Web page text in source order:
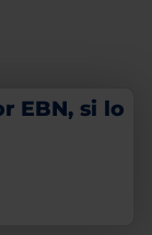
EBN, si lo